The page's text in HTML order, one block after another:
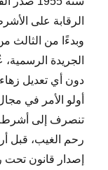
الرقابة على
الجريدة
دون أي تعديل زهاء
أولو الأمر في
تنصرف إلى أشرطة
رحم الغيب، قبل